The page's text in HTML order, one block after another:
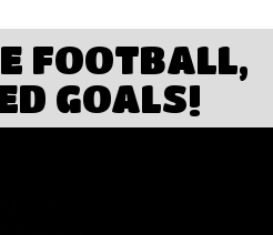
FOOTBALL,
GOALS!